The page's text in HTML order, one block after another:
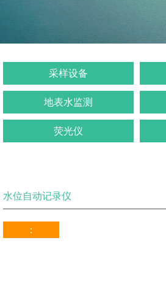
采样设备
地表水监测
荧光仪
水位自动记录仪
：